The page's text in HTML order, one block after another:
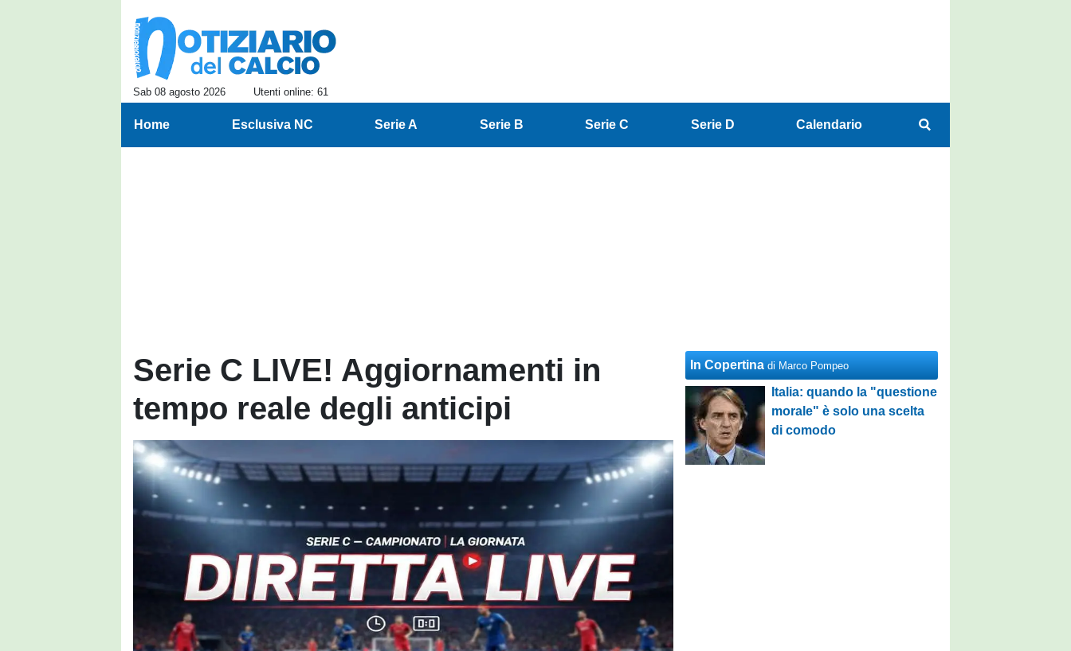
Sab 08 agosto 2026 Utenti online: 61
Home Esclusiva NC Serie A Serie B Serie C Serie D Calendario
Serie C LIVE! Aggiornamenti in
tempo reale degli anticipi
In Copertina di Marco Pompeo
Italia: quando la "questione
morale" è solo una scelta
di comodo